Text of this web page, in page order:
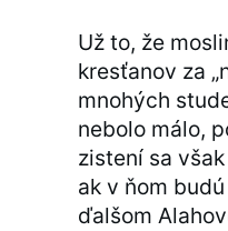
Už to, že
kresťanov za
mnohých
nebolo málo,
zistení sa
ak v ňom
ďalšom